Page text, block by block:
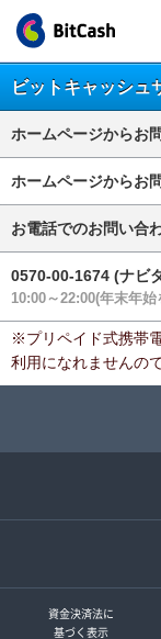
ビットキャッシュ
ホームページからお
ホームページからお
お電話でのお問い合
0570-00-1674 (ナビ
10:00～22:00(年末年始
※プリペイド式携帯
利用になれませんの
資金決済法に
基づく表示